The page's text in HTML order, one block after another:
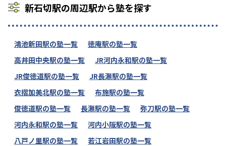
新石切駅の周辺駅から塾を探す
鴻池新田駅の塾一覧
徳庵駅の塾一覧
高井田中央駅の塾一覧
JR河内永和駅の塾一覧
JR俊徳道駅の塾一覧
JR長瀬駅の塾一覧
衣摺加美北駅の塾一覧
布施駅の塾一覧
俊徳道駅の塾一覧
長瀬駅の塾一覧
弥刀駅の塾一覧
河内永和駅の塾一覧
河内小阪駅の塾一覧
八戸ノ里駅の塾一覧
若江岩田駅の塾一覧